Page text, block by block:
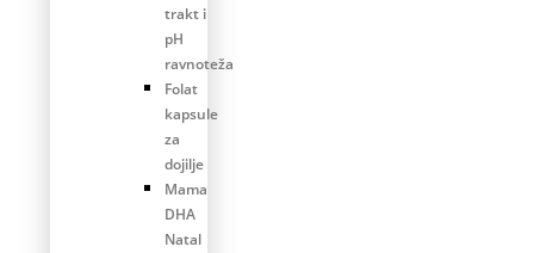
trakt i
pH
ravnoteža
Folat
kapsule
za
dojilje
Mama
DHA
Natal